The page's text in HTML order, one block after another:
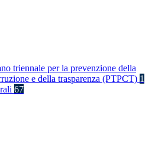
triennale per la prevenzione della
e della trasparenza (PTPCT) 1
67